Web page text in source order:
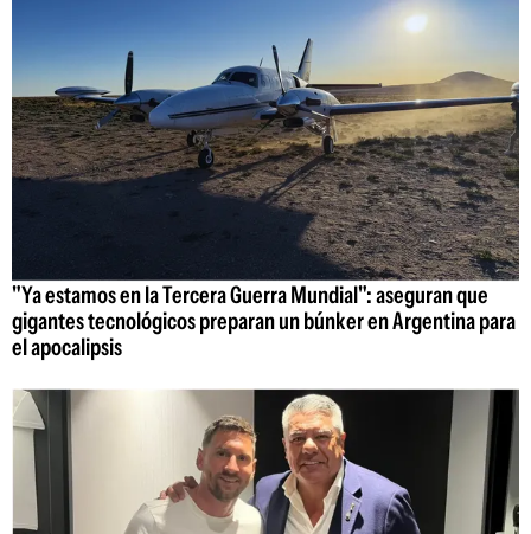
"Ya estamos en la Tercera Guerra Mundial": aseguran que
gigantes tecnológicos preparan un búnker en Argentina para
el apocalipsis